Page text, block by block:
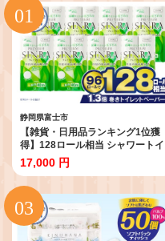
静岡県富士市
【雑貨・日用品ランキング1位獲
得】128ロール相当 シャワートイ
レに最適 トイレットペーパー ダ
ブル プレミアムシンラ 96ロール
(12R×8パック) 配達時間指定可能
1.3倍巻き トイレットペーパー 日
用品 トイレットペーパー 生活用
品 トイレットペーパー 人気 おす
すめ [sf001-012]
17,000 円